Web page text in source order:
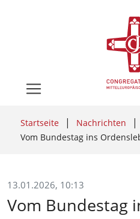
Startseite
Nachrichten
Vom Bundestag ins
13.01.2026, 10:13
Vom Bundestag